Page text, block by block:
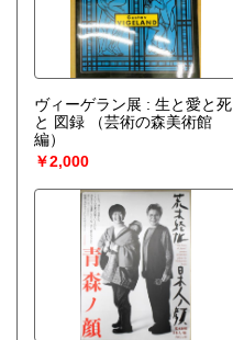
ヴィーゲラン展 : 生と愛と死
と 図録
（芸術の森美術館
編）
￥2,000